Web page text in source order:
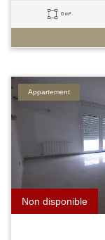
0 m²
Non disponible
Appartement